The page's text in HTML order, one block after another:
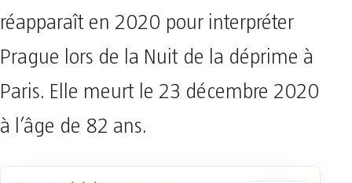
réapparaît en 2020 pour interpréter
Prague lors de la Nuit de la déprime à
Paris. Elle meurt le 23 décembre 2020
à l’âge de 82 ans.